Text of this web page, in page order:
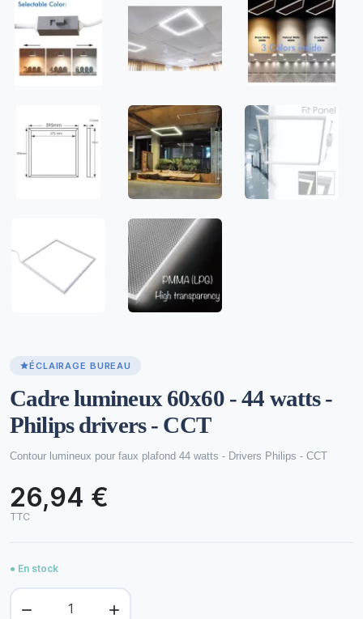
ÉCLAIRAGE BUREAU
Cadre lumineux 60x60 - 44 watts -
Philips drivers - CCT
Contour lumineux pour faux plafond 44 watts - Drivers Philips - CCT
26,94 €
TTC
● En stock
 